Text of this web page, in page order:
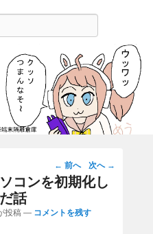
端末隔離倉庫
を消してくれたサイトです。
投
稿
ビ
← 前へ 次へ →
コンを初期化し
話
投稿 — コメントを残す